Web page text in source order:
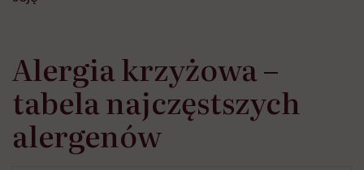
Alergia krzyżowa –
tabela najczęstszych
alergenów